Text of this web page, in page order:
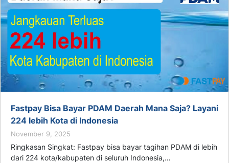
Fastpay Bisa Bayar PDAM Daerah Mana Saja? Layani
224 lebih Kota di Indonesia
November 9, 2025
Ringkasan Singkat: Fastpay bisa bayar tagihan PDAM di lebih
dari 224 kota/kabupaten di seluruh Indonesia,…